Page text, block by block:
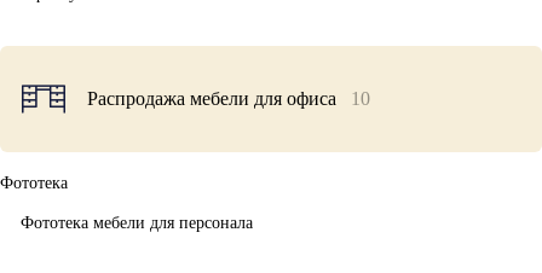
Распродажа мебели для офиса 10
Фототека
Фототека мебели для персонала